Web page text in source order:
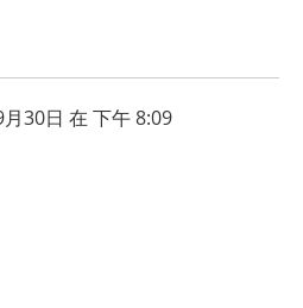
30日 在 下午 8:09